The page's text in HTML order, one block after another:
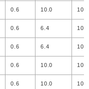
0.6 10.0 100
0.6 6.4 100
0.6 6.4 100
0.6 10.0 100
0.6 10.0 100